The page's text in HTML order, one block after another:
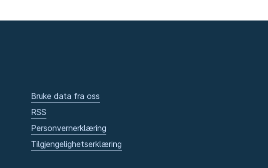
Bruke data fra oss
RSS
Personvernerklæring
Tilgjengelighetserklæring